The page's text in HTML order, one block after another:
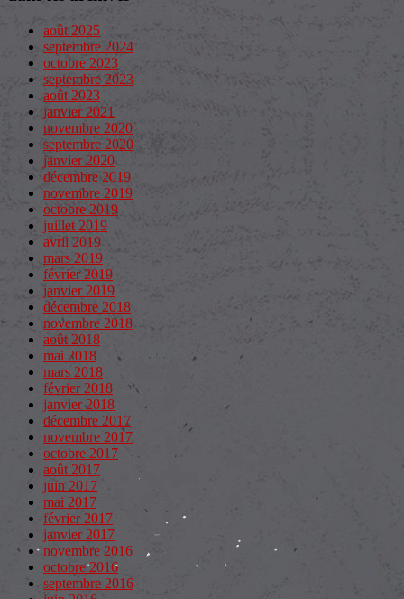
août 2025
septembre 2024
octobre 2023
septembre 2023
août 2023
janvier 2021
novembre 2020
septembre 2020
janvier 2020
décembre 2019
novembre 2019
octobre 2019
juillet 2019
avril 2019
mars 2019
février 2019
janvier 2019
décembre 2018
novembre 2018
août 2018
mai 2018
mars 2018
février 2018
janvier 2018
décembre 2017
novembre 2017
octobre 2017
août 2017
juin 2017
mai 2017
février 2017
janvier 2017
novembre 2016
octobre 2016
septembre 2016